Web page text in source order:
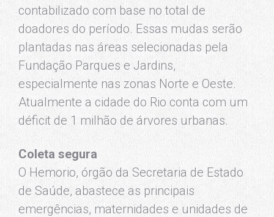
contabilizado com base no total de
doadores do período. Essas mudas serão
plantadas nas áreas selecionadas pela
Fundação Parques e Jardins,
especialmente nas zonas Norte e Oeste.
Atualmente a cidade do Rio conta com um
déficit de 1 milhão de árvores urbanas.
Coleta segura
O Hemorio, órgão da Secretaria de Estado
de Saúde, abastece as principais
emergências, maternidades e unidades de